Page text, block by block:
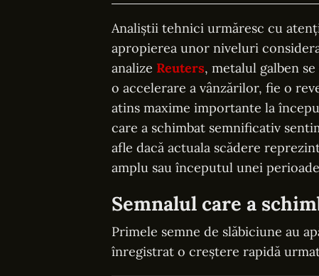
Analiștii tehnici urmăresc cu
apropierea unor niveluri
analize Reuters, metalul galben
o accelerare a vânzărilor, fie o
atins maxime importante la
care a schimbat semnificativ
afle dacă actuala scădere
amplu sau începutul unei
Semnalul care a
Primele semne de slăbiciune au
înregistrat o creștere rapidă